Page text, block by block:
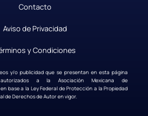
Contacto
Aviso de Privacidad
y Condiciones
y/o publicidad que se presentan en esta página
a la Asociación Mexicana de
base a la Ley Federal de Protección a la Propiedad
de Derechos de Autor en vigor.